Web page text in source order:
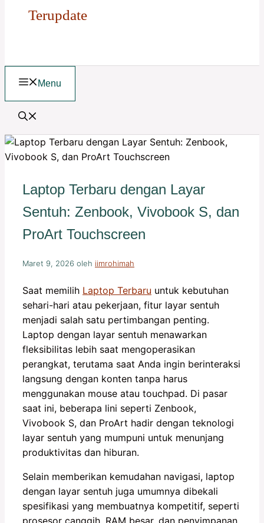
Terupdate
Menu
Laptop Terbaru dengan Layar
Sentuh: Zenbook, Vivobook S, dan
ProArt Touchscreen
Maret 9, 2026 oleh iimrohimah
Saat memilih Laptop Terbaru untuk kebutuhan
sehari-hari atau pekerjaan, fitur layar sentuh
menjadi salah satu pertimbangan penting.
Laptop dengan layar sentuh menawarkan
fleksibilitas lebih saat mengoperasikan
perangkat, terutama saat Anda ingin berinteraksi
langsung dengan konten tanpa harus
menggunakan mouse atau touchpad. Di pasar
saat ini, beberapa lini seperti Zenbook,
Vivobook S, dan ProArt hadir dengan teknologi
layar sentuh yang mumpuni untuk menunjang
produktivitas dan hiburan.
Selain memberikan kemudahan navigasi, laptop
dengan layar sentuh juga umumnya dibekali
spesifikasi yang membuatnya kompetitif, seperti
prosesor canggih, RAM besar, dan penyimpanan